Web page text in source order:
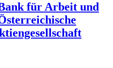
für Arbeit und